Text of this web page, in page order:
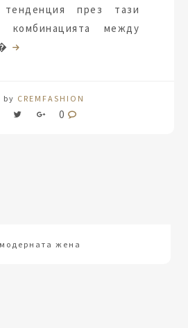
тенденция през тази
между
by CREMFASHION
0
жена